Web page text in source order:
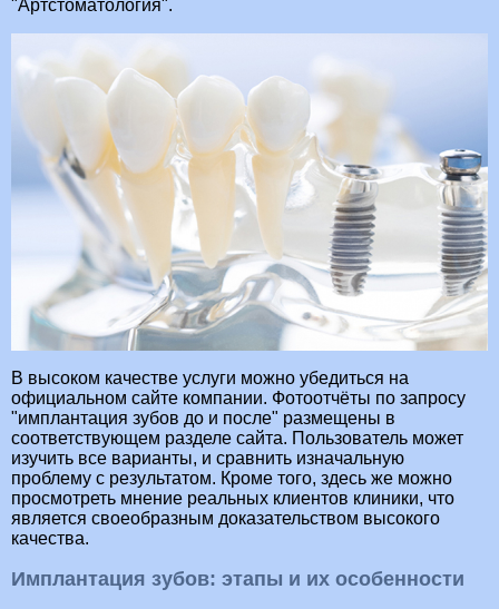
"Артстоматология".
В высоком качестве услуги можно убедиться на
официальном сайте компании. Фотоотчёты по запросу
"имплантация зубов до и после" размещены в
соответствующем разделе сайта. Пользователь может
изучить все варианты, и сравнить изначальную
проблему с результатом. Кроме того, здесь же можно
просмотреть мнение реальных клиентов клиники, что
является своеобразным доказательством высокого
качества.
Имплантация зубов: этапы и их особенности